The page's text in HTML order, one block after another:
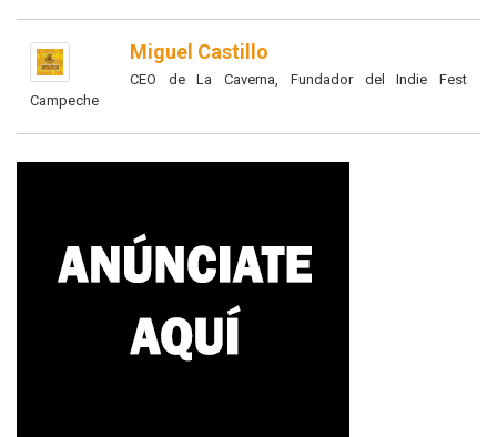
Miguel Castillo
CEO de La Caverna, Fundador del Indie Fest
Campeche